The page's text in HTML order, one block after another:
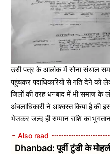
उसी पत्र के आलोक में सोना संथाल
पहुंचकर पदाधिकारियों से गति देने को
जिलों की तरह धनबाद में भी समाज के
अंचलाधिकारी ने आश्वस्त किया है की
भेजकर जल्द ही सम्मान राशि का
Dhanbad: पूर्वी टुंडी के